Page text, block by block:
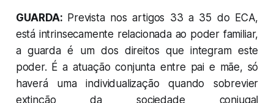
GUARDA: Prevista nos artigos 33 a 35 do ECA,
está intrinsecamente relacionada ao poder familiar,
a guarda é um dos direitos que integram este
poder. É a atuação conjunta entre pai e mãe, só
haverá uma individualização quando sobrevier
extinção da sociedade conjugal